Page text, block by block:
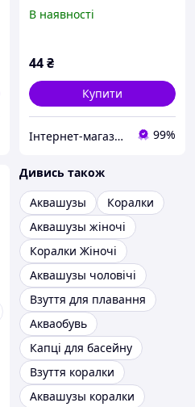
В наявності
44₴
Купити
Інтернет-магазин "Толаніс" - ТОПові товари 99%
Дивись також
Аквашузы
Коралки
Аквашузы жіночі
Коралки Жіночі
Аквашузы чоловічі
Взуття для плавання
Акваобувь
Капці для басейну
Взуття коралки
Аквашузы коралки